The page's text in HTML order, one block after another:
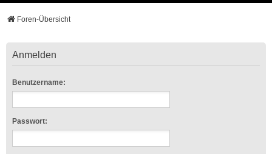
Foren-Übersicht
Anmelden
Benutzername:
Passwort: